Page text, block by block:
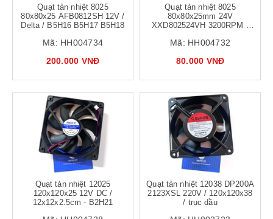
Quạt tản nhiệt 8025
80x80x25 AFB0812SH 12V /
Delta / B5H16 B5H17 B5H18
Mã: HH004734
200.000 VNĐ
Quạt tản nhiệt 8025
80x80x25mm 24V
XXD802524VH 3200RPM /
trục vòng bi
Mã: HH004732
80.000 VNĐ
Quạt tản nhiệt 12025
120x120x25 12V DC /
12x12x2.5cm - B2H21
Quạt tản nhiệt 12038 DP200A
2123XSL 220V / 120x120x38
/ trục dầu